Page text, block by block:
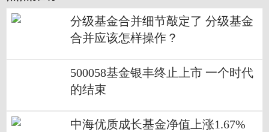
分级基金合并细节敲定了 分级基金
合并应该怎样操作？
500058基金银丰终止上市 一个时代
的结束
中海优质成长基金净值上涨1.67%